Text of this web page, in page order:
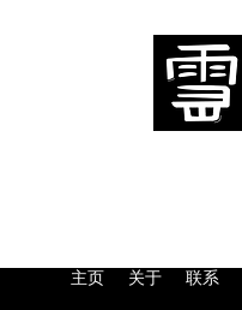
主页 关于 联系